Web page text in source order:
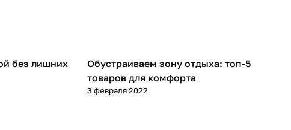
без лишних
Обустраиваем зону отдыха: топ-5
товаров для комфорта
3 февраля 2022